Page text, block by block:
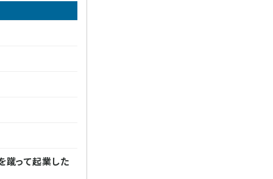
って起業した